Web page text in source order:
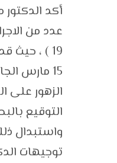
أكد
عدد من
19 ) ،
15 مارس
الزهور على
التوقيع
واستبدال
توجيهات